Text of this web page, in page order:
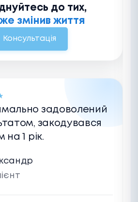
до тих,
змінив життя
Консультація
задоволений
закодувався
на 1 рік.